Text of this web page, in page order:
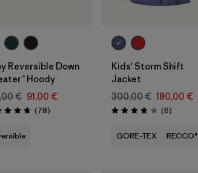
Reversible Down
Hoody
€ 91,00 €
4.7 / 5
(78Avis
)
Kids' Storm Shift
Jacket
300,00 € 180,00 €
Évaluation: 3.8 / 5
(6Avis
)
GORE-TEX RECCO®